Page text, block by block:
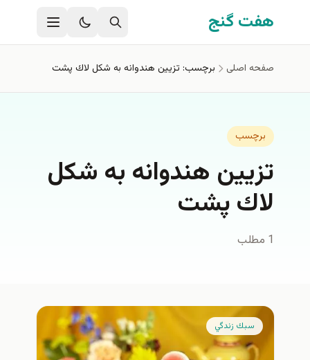
رفتن به محتوای اصلی
هفت گنج
صفحه اصلی برچسب: تزيين هندوانه به شكل لاك پشت
برچسب
تزيين هندوانه به شكل
لاك پشت
1 مطلب
سبك زندگي